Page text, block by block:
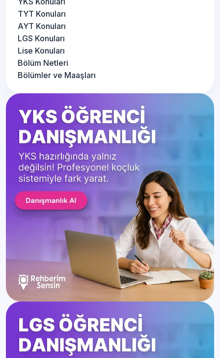
TYT Konuları
AYT Konuları
LGS Konuları
Lise Konuları
Bölüm Netleri
Bölümler ve Maaşları